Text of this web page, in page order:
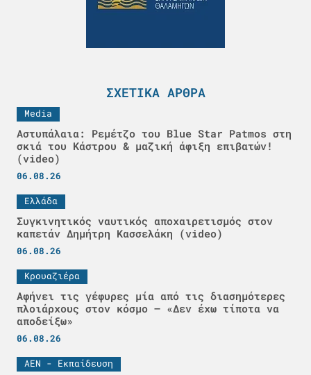
ΣΧΕΤΙΚΆ ΆΡΘΡΑ
Media
Αστυπάλαια: Ρεμέτζο του Blue Star Patmos στη
σκιά του Κάστρου & μαζική άφιξη επιβατών!
(video)
06.08.26
Ελλάδα
Συγκινητικός ναυτικός αποχαιρετισμός στον
καπετάν Δημήτρη Κασσελάκη (video)
06.08.26
Κρουαζιέρα
Αφήνει τις γέφυρες μία από τις διασημότερες
πλοιάρχους στον κόσμο – «Δεν έχω τίποτα να
αποδείξω»
06.08.26
ΑΕΝ - Εκπαίδευση